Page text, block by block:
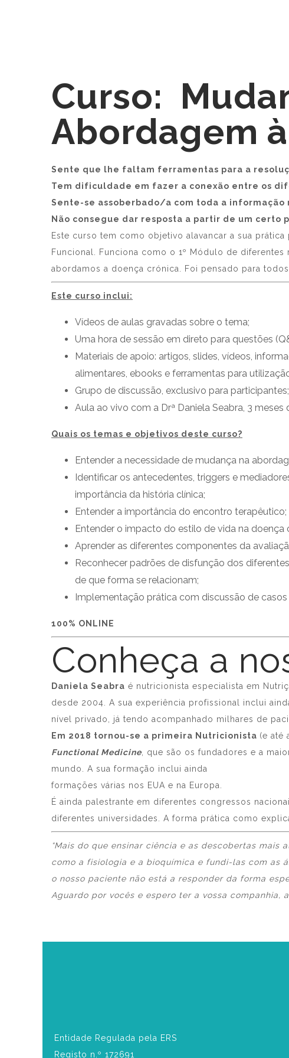
Curso:
Abordagem
Sente que lhe faltam ferramentas para a
Tem dificuldade em fazer a conexão entre os
Sente-se assoberbado/a com toda a informação
Não consegue dar resposta a partir de um certo
Este curso tem como objetivo alavancar a sua
Funcional. Funciona como o 1º Módulo de
abordamos a doença crónica. Foi pensado para
Este curso inclui:
Vídeos de aulas gravadas sobre o tema;
Uma hora de sessão em direto para questões
Materiais de apoio: artigos, slides, vídeos,
alimentares, ebooks e ferramentas para
Grupo de discussão, exclusivo para participantes;
Aula ao vivo com a Drª Daniela Seabra, 3
Quais os temas e objetivos deste curso?
Entender a necessidade de mudança na
Identificar os antecedentes, triggers e
importância da história clínica;
Entender a importância do encontro terapêutico;
Entender o impacto do estilo de vida na doença
Aprender as diferentes componentes da
Reconhecer padrões de disfunção dos
de que forma se relacionam;
Implementação prática com discussão de casos
100% ONLINE
Conheça a
Daniela Seabra é nutricionista especialista em
desde 2004. A sua experiência profissional inclui
nível privado, já tendo acompanhado milhares de
Em 2018 tornou-se a primeira Nutricionista (e até
Functional Medicine , que são os fundadores e a
mundo. A sua formação inclui ainda
formações várias nos EUA e na Europa.
É ainda palestrante em diferentes congressos
diferentes universidades. A forma prática como
“Mais do que ensinar ciência e as descobertas
como a fisiologia e a bioquímica e fundi-las com as
o nosso paciente não está a responder da forma
Aguardo por vocês e espero ter a vossa companhia,
Entidade Regulada pela ERS
Registo n.º 172691